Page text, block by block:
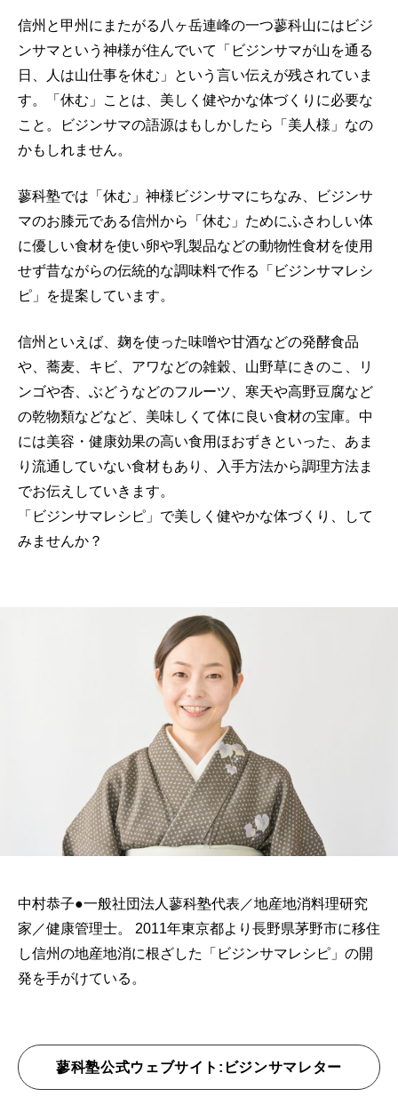
信州と甲州にまたがる八ヶ岳連峰の一つ蓼科山にはビジ
ンサマという神様が住んでいて「ビジンサマが山を通る
日、人は山仕事を休む」という言い伝えが残されていま
す。「休む」ことは、美しく健やかな体づくりに必要な
こと。ビジンサマの語源はもしかしたら「美人様」なの
かもしれません。
蓼科塾では「休む」神様ビジンサマにちなみ、ビジンサ
マのお膝元である信州から「休む」ためにふさわしい体
に優しい食材を使い卵や乳製品などの動物性食材を使用
せず昔ながらの伝統的な調味料で作る「ビジンサマレシ
ピ」を提案しています。
信州といえば、麹を使った味噌や甘酒などの発酵食品
や、蕎麦、キビ、アワなどの雑穀、山野草にきのこ、リ
ンゴや杏、ぶどうなどのフルーツ、寒天や高野豆腐など
の乾物類などなど、美味しくて体に良い食材の宝庫。中
には美容・健康効果の高い食用ほおずきといった、あま
り流通していない食材もあり、入手方法から調理方法ま
でお伝えしていきます。
「ビジンサマレシピ」で美しく健やかな体づくり、して
みませんか？
中村恭子●一般社団法人蓼科塾代表／地産地消料理研究
家／健康管理士。 2011年東京都より長野県茅野市に移住
し信州の地産地消に根ざした「ビジンサマレシピ」の開
発を手がけている。
蓼科塾公式ウェブサイト:ビジンサマレター